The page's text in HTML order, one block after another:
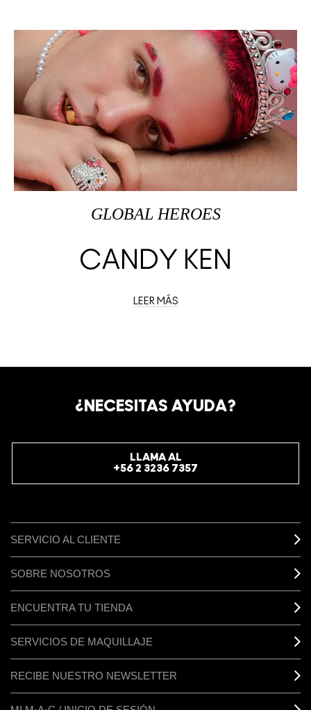
GLOBAL HEROES
CANDY KEN
LEER MÁS
¿NECESITAS AYUDA?
LLAMA AL
+56 2 3236 7357
SERVICIO AL CLIENTE
SOBRE NOSOTROS
ENCUENTRA TU TIENDA
SERVICIOS DE MAQUILLAJE
RECIBE NUESTRO NEWSLETTER